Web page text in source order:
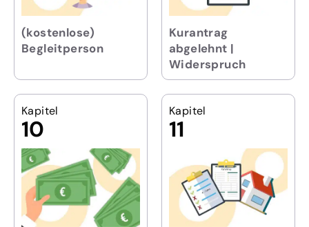
(kostenlose)
Begleitperson
Kurantrag
abgelehnt |
Widerspruch
Kapitel
10
Kapitel
11